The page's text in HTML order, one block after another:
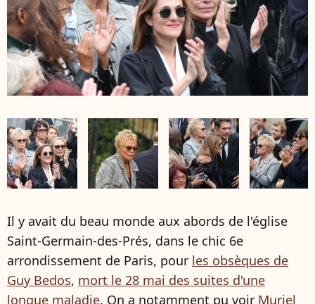
Il y avait du beau monde aux abords de l'église
Saint-Germain-des-Prés, dans le chic 6e
arrondissement de Paris, pour les obsèques de
Guy Bedos, mort le 28 mai des suites d'une
longue maladie. On a notamment pu voir Muriel